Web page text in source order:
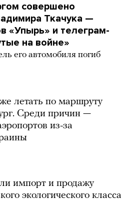
совершено
Ткачука —
«Упырь» и телеграм-
на войне»
его автомобиля погиб
летать по маршруту
Среди причин —
из-за
импорт и продажу
экологического класса